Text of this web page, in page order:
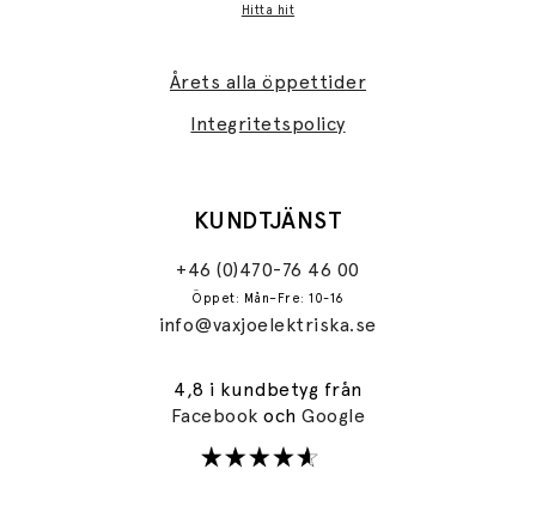
Hitta hit
Årets alla öppettider
Integritetspolicy
KUNDTJÄNST
+46 (0)470-76 46 00
Öppet: Mån–Fre: 10-16
info@vaxjoelektriska.se
4,8 i kundbetyg från
FacebookochGoogle